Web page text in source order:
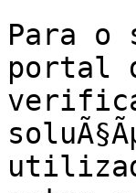
Para o
portal